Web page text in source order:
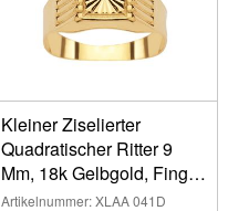
Kleiner Ziselierter
Quadratischer Ritter 9
Mm, 18k Gelbgold, Finger
50 Geschlossen
Artikelnummer: XLAA 041D